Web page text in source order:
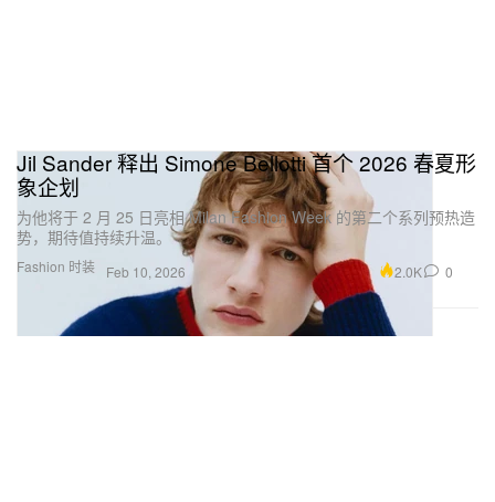
Fashion 时装
Jil Sander 释出 Simone Bellotti 首个 2026 春夏形
象企划
为他将于 2 月 25 日亮相 Milan Fashion Week 的第二个系列预热造
势，期待值持续升温。
Feb 10, 2026 2.0K 0